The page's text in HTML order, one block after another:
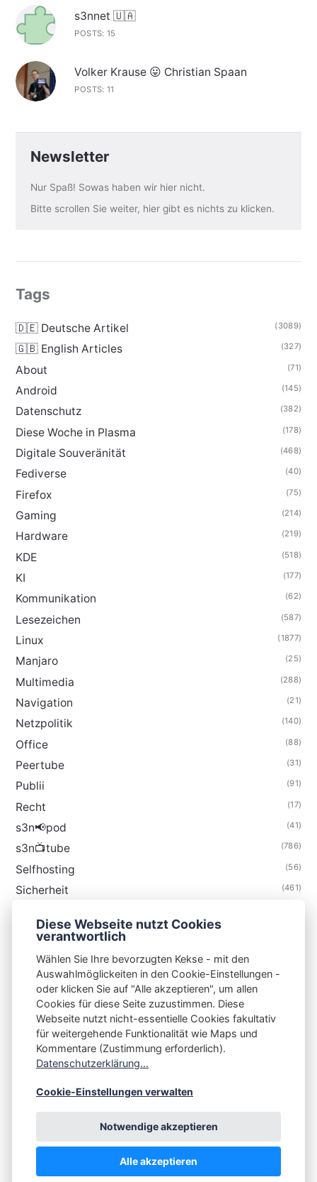
s3nnet 🇺🇦
POSTS: 15
Volker Krause 😛 Christian Spaan
POSTS: 11
Newsletter
Nur Spaß! Sowas haben wir hier nicht.
Bitte scrollen Sie weiter, hier gibt es nichts zu klicken.
Tags
🇩🇪 Deutsche Artikel (3089)
🇬🇧 English Articles (327)
About (71)
Android (145)
Datenschutz (382)
Diese Woche in Plasma (178)
Digitale Souveränität (468)
Fediverse (40)
Firefox (75)
Gaming (214)
Hardware (219)
KDE (518)
KI (177)
Kommunikation (62)
Lesezeichen (587)
Linux (1877)
Manjaro (25)
Multimedia (288)
Navigation (21)
Netzpolitik (140)
Office (88)
Peertube (31)
Publii (91)
Recht (17)
s3n📢pod (41)
s3n📺tube (786)
Selfhosting (56)
Sicherheit (461)
Thunderbird
S3N🧩NET
Integrating Open-Source Blog Network (iOSBN)
Impressum
Kontakt
💪by☕ ❤️ & Publii CMS
Diese Webseite nutzt Cookies
verantwortlich
Wählen Sie Ihre bevorzugten Kekse - mit den
Auswahlmöglickeiten in den Cookie-Einstellungen -
oder klicken Sie auf "Alle akzeptieren", um allen
Cookies für diese Seite zuzustimmen. Diese
Webseite nutzt nicht-essentielle Cookies fakultativ
für weitergehende Funktionalität wie Maps und
Kommentare (Zustimmung erforderlich).
Datenschutzerklärung...
Cookie-Einstellungen verwalten
Notwendige akzeptieren
Alle akzeptieren